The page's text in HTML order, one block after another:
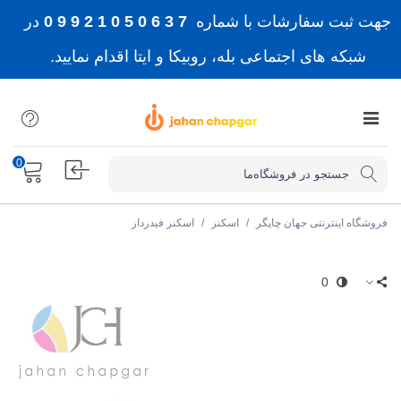
جهت ثبت سفارشات با شماره 7 3 6 0 5 0 1 2 9 9 0
در
شبکه های اجتماعی بله، روبیکا و ایتا اقدام نمایید.
0
فروشگاه اینترنتی جهان چاپگر / اسکنر / اسکنر فیدردار
0